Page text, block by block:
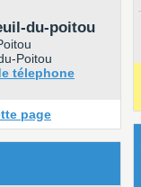
du-poitou
Poitou
télephone
page